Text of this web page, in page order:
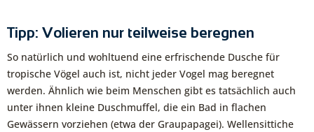
Tipp: Volieren nur teilweise beregnen
So natürlich und wohltuend eine erfrischende Dusche für
tropische Vögel auch ist, nicht jeder Vogel mag beregnet
werden. Ähnlich wie beim Menschen gibt es tatsächlich auch
unter ihnen kleine Duschmuffel, die ein Bad in flachen
Gewässern vorziehen (etwa der Graupapagei). Wellensittiche